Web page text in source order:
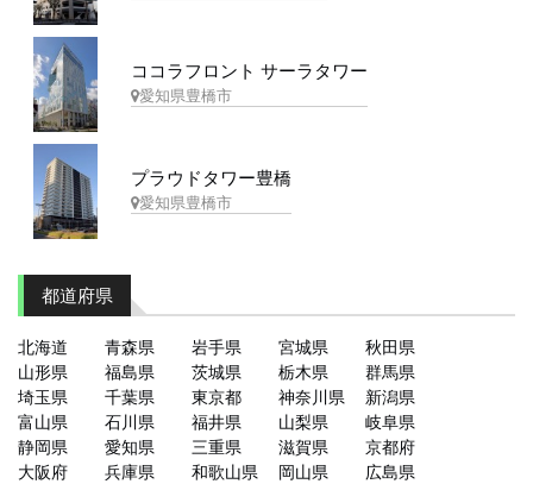
ココラフロント サーラタワー
愛知県豊橋市
プラウドタワー豊橋
愛知県豊橋市
都道府県
北海道 青森県 岩手県 宮城県
秋田県
山形県
福島県 茨城県 栃木県
群馬県
埼玉県
千葉県 東京都 神奈川県
新潟県
富山県
石川県 福井県 山梨県
岐阜県
静岡県
愛知県 三重県 滋賀県
京都府
大阪府
兵庫県 和歌山県 岡山県
広島県